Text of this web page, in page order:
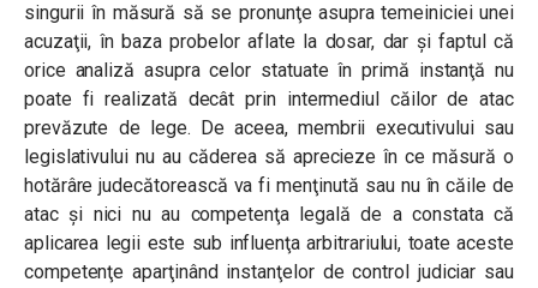
singurii în măsură să se pronunţe asupra temeiniciei unei
acuzaţii, în baza probelor aflate la dosar, dar şi faptul că
orice analiză asupra celor statuate în primă instanţă nu
poate fi realizată decât prin intermediul căilor de atac
prevăzute de lege. De aceea, membrii executivului sau
legislativului nu au căderea să aprecieze în ce măsură o
hotărâre judecătorească va fi menţinută sau nu în căile de
atac şi nici nu au competenţa legală de a constata că
aplicarea legii este sub influenţa arbitrariului, toate aceste
competenţe aparţinând instanţelor de control judiciar sau